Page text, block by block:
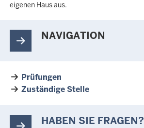
eigenen Haus aus.
NAVIGATION
Prüfungen
Zuständige Stelle
HABEN SIE FRAGEN?